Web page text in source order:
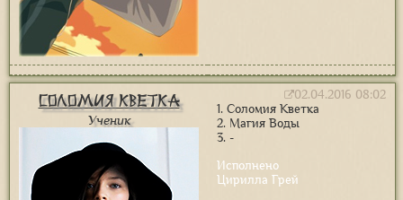
Соломия Кветка
Ученик
02.04.2016 08:02
1. Соломия Кветка
2. Магия Воды
3. -
Исполнено
Цирилла Грей